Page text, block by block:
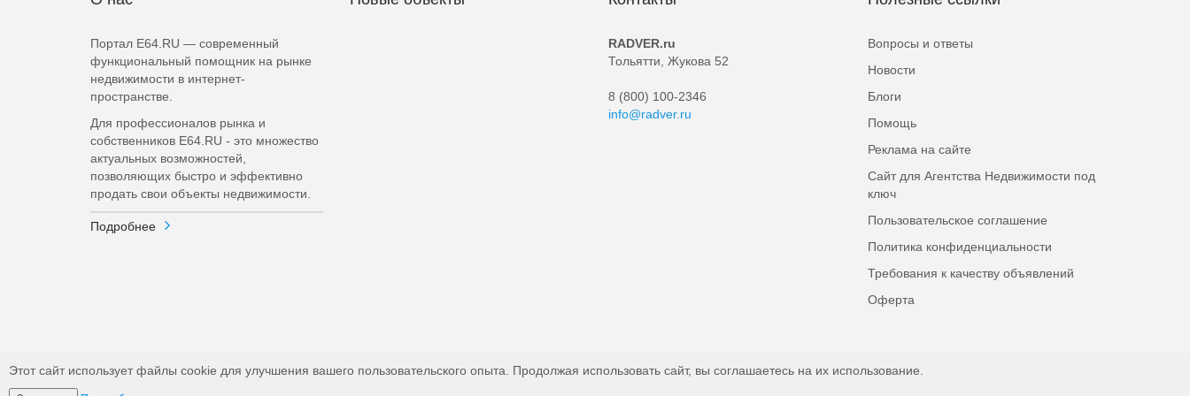
Портал E64.RU — современный
функциональный помощник на рынке
недвижимости в интернет-
пространстве.
Для профессионалов рынка и
собственников E64.RU - это множество
актуальных возможностей,
позволяющих быстро и эффективно
продать свои объекты недвижимости.
Подробнее
RADVER.ru
Тольятти, Жукова 52
8 (800) 100-2346
info@radver.ru
Вопросы и ответы
Новости
Блоги
Помощь
Реклама на сайте
Сайт для Агентства Недвижимости под
ключ
Пользовательское соглашение
Политика конфиденциальности
Требования к качеству объявлений
Оферта
Этот сайт использует файлы cookie для улучшения вашего пользовательского опыта. Продолжая использовать сайт, вы соглашаетесь на их использование.